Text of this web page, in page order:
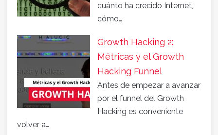
cuánto ha crecido Internet,
cómo…
Growth Hacking 2:
Métricas y el Growth
Hacking Funnel
Antes de empezar a avanzar
por el funnel del Growth
Hacking es conveniente
volver a…